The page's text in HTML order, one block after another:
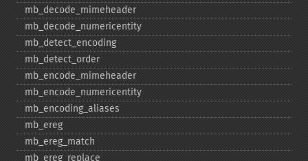
mb_​decode_​mimeheader
mb_​decode_​numericentity
mb_​detect_​encoding
mb_​detect_​order
mb_​encode_​mimeheader
mb_​encode_​numericentity
mb_​encoding_​aliases
mb_​ereg
mb_​ereg_​match
mb_​ereg_​replace